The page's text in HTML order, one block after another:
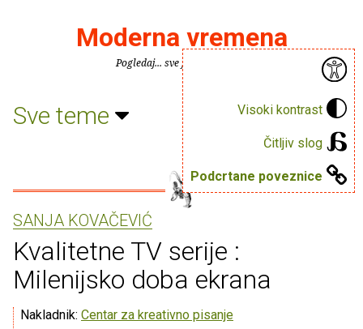
Visoki kontrast
Čitljiv slog
Podcrtane poveznice
Moderna vremena
Pogledaj... sve je puno knjiga.
Sve teme
SANJA KOVAČEVIĆ
Kvalitetne TV serije :
Milenijsko doba ekrana
Nakladnik: Centar za kreativno pisanje